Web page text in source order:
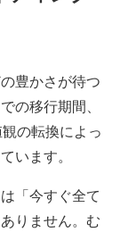
豊かさが待つ
の移行期間、
の転換によっ
います。
「今すぐ全て
りません。む